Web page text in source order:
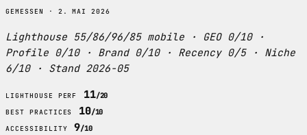
GEMESSEN · 2. MAI 2026
Lighthouse 55/86/96/85 mobile · GEO 0/10 ·
Profile 0/10 · Brand 0/10 · Recency 0/5 · Niche
6/10 · Stand 2026-05
LIGHTHOUSE PERF 11/20
BEST PRACTICES 10/10
ACCESSIBILITY 9/10